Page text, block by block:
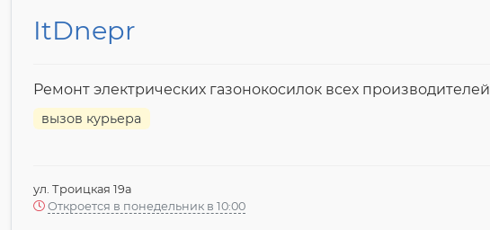
ItDnepr
Ремонт электрических газонокосилок всех производителей
вызов курьера
ул. Троицкая 19а
Откроется в понедельник в 10:00